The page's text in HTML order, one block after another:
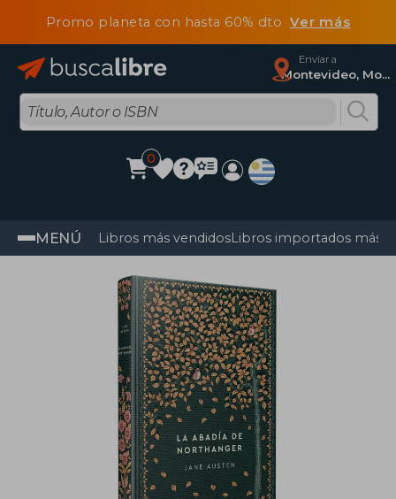
Promo planeta con hasta 60% dtoVer más
Enviar a
Montevideo, Montevideo
0
MENÚ Libros más vendidosLibros importados más